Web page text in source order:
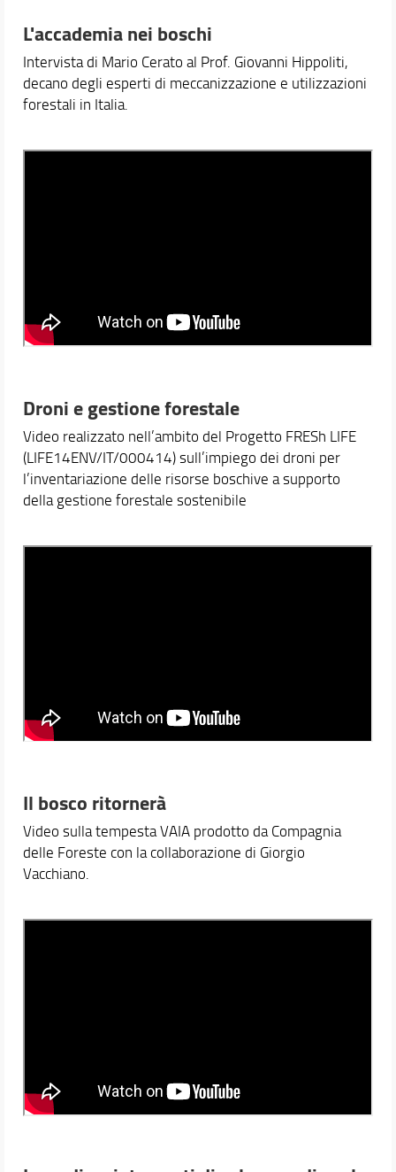
L'accademia nei boschi
Intervista di Mario Cerato al Prof. Giovanni Hippoliti,
decano degli esperti di meccanizzazione e utilizzazioni
forestali in Italia.
Droni e gestione forestale
Video realizzato nell’ambito del Progetto FRESh LIFE
(LIFE14ENV/IT/000414) sull’impiego dei droni per
l’inventariazione delle risorse boschive a supporto
della gestione forestale sostenibile
Il bosco ritornerà
Video sulla tempesta VAIA prodotto da Compagnia
delle Foreste con la collaborazione di Giorgio
Vacchiano.